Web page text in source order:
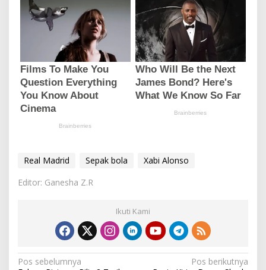
Real Madrid Sepak bola
Xabi Alonso
Editor: Ganesha Z.R
Ikuti Kami
N
Pos sebelumnya
Pos berikutnya